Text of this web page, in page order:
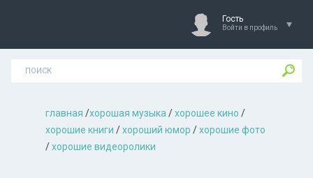
Гость
Войти в профиль
главная /хорошая музыкa /хорошее кино /
хорошие книги /хороший юмор /хорошие фото
/хорошие видеоролики